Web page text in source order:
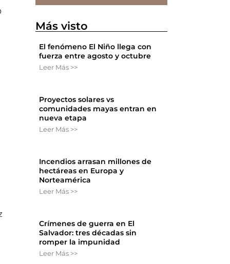
Más visto
El fenómeno El Niño llega con
fuerza entre agosto y octubre
Leer Más >>
Proyectos solares vs
comunidades mayas entran en
nueva etapa
Leer Más >>
Incendios arrasan millones de
hectáreas en Europa y
Norteamérica
Leer Más >>
Crímenes de guerra en El
Salvador: tres décadas sin
romper la impunidad
Leer Más >>